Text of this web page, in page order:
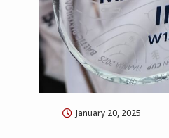
January 20, 2025